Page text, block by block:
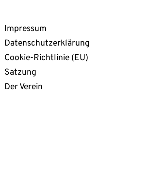
Impressum
Datenschutzerklärung
Cookie-Richtlinie (EU)
Satzung
Der Verein